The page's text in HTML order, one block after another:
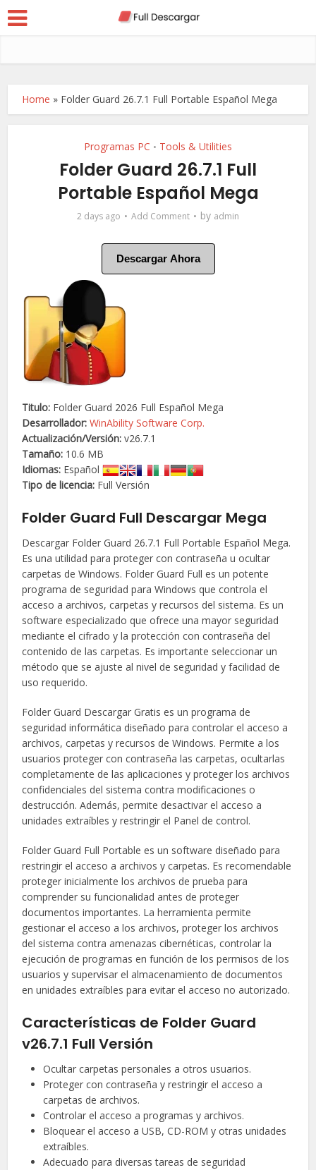
Home » Folder Guard 26.7.1 Full Portable Español Mega
Programas PC • Tools & Utilities
Folder Guard 26.7.1 Full
Portable Español Mega
2 days ago Add Comment by admin
Descargar Ahora
Titulo: Folder Guard 2026 Full Español Mega
Desarrollador:WinAbility Software Corp.
Actualización/Versión: v26.7.1
Tamaño: 10.6 MB
Idiomas: Español
Tipo de licencia: Full Versión
Folder Guard Full Descargar Mega
Descargar Folder Guard 26.7.1 Full Portable Español Mega.
Es una utilidad para proteger con contraseña u ocultar
carpetas de Windows. Folder Guard Full es un potente
programa de seguridad para Windows que controla el
acceso a archivos, carpetas y recursos del sistema. Es un
software especializado que ofrece una mayor seguridad
mediante el cifrado y la protección con contraseña del
contenido de las carpetas. Es importante seleccionar un
método que se ajuste al nivel de seguridad y facilidad de
uso requerido.
Folder Guard Descargar Gratis es un programa de
seguridad informática diseñado para controlar el acceso a
archivos, carpetas y recursos de Windows. Permite a los
usuarios proteger con contraseña las carpetas, ocultarlas
completamente de las aplicaciones y proteger los archivos
confidenciales del sistema contra modificaciones o
destrucción. Además, permite desactivar el acceso a
unidades extraíbles y restringir el Panel de control.
Folder Guard Full Portable es un software diseñado para
restringir el acceso a archivos y carpetas. Es recomendable
proteger inicialmente los archivos de prueba para
comprender su funcionalidad antes de proteger
documentos importantes. La herramienta permite
gestionar el acceso a los archivos, proteger los archivos
del sistema contra amenazas cibernéticas, controlar la
ejecución de programas en función de los permisos de los
usuarios y supervisar el almacenamiento de documentos
en unidades extraíbles para evitar el acceso no autorizado.
Características de Folder Guard
v26.7.1 Full Versión
Ocultar carpetas personales a otros usuarios.
Proteger con contraseña y restringir el acceso a
carpetas de archivos.
Controlar el acceso a programas y archivos.
Bloquear el acceso a USB, CD-ROM y otras unidades
extraíbles.
Adecuado para diversas tareas de seguridad